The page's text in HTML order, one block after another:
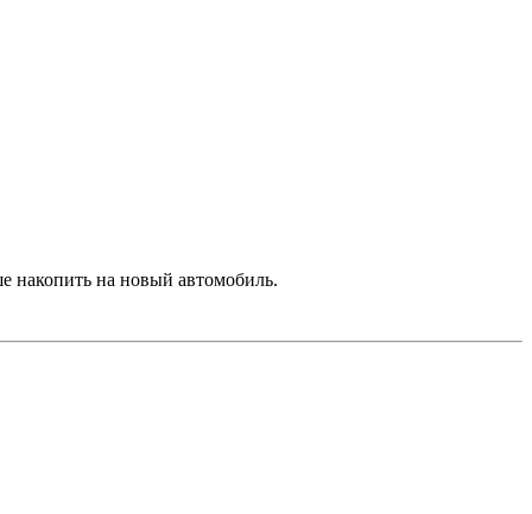
накопить на новый автомобиль.